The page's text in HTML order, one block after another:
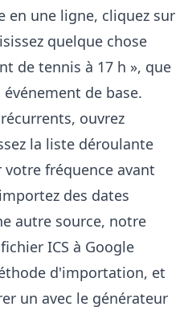
en une ligne, cliquez sur
quelque chose
de tennis à 17 h », que
de base.
ouvrez
la liste déroulante
votre fréquence avant
des dates
autre source, notre
ICS à Google
d'importation, et
un avec le générateur